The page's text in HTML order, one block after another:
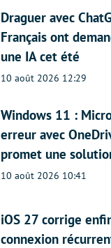
Draguer avec
Français ont
une IA cet été
10 août 2026 12:29
Windows 11 :
erreur avec
promet une
10 août 2026 10:41
iOS 27 corrige
connexion